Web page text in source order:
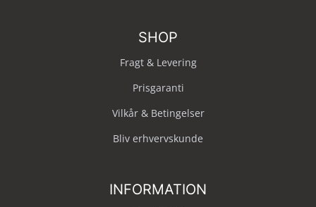
SHOP
Fragt & Levering
Prisgaranti
Vilkår & Betingelser
Bliv erhvervskunde
INFORMATION